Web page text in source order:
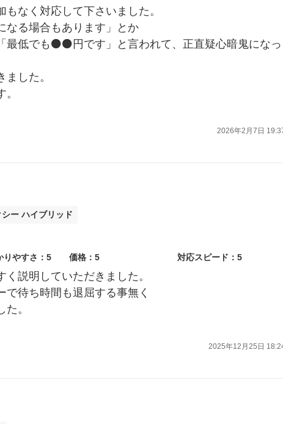
なく対応して下さいました。
なる場合もあります」とか
最低でも⚫⚫円です」と言われて、正直疑心暗鬼になっ
した。
2026年2月7日
ー ハイブリッド
りやすさ：5 価格：5 対応スピード：5
説明していただきました。
待ち時間も退屈する事無く
。
2025年12月25日